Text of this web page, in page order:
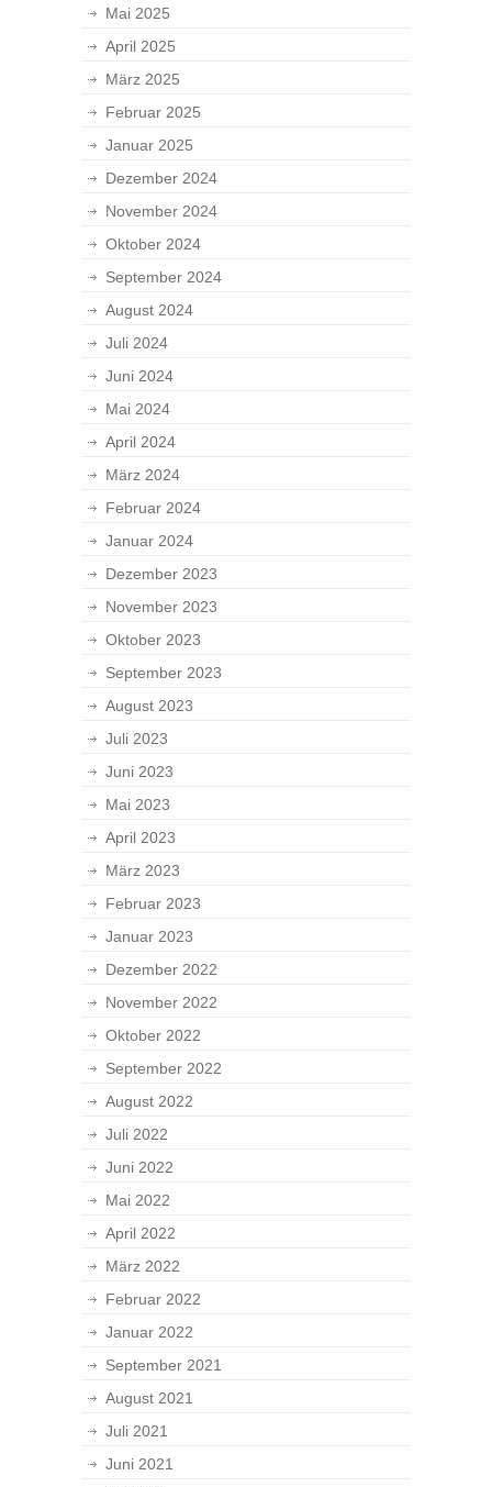
Mai 2025
April 2025
März 2025
Februar 2025
Januar 2025
Dezember 2024
November 2024
Oktober 2024
September 2024
August 2024
Juli 2024
Juni 2024
Mai 2024
April 2024
März 2024
Februar 2024
Januar 2024
Dezember 2023
November 2023
Oktober 2023
September 2023
August 2023
Juli 2023
Juni 2023
Mai 2023
April 2023
März 2023
Februar 2023
Januar 2023
Dezember 2022
November 2022
Oktober 2022
September 2022
August 2022
Juli 2022
Juni 2022
Mai 2022
April 2022
März 2022
Februar 2022
Januar 2022
September 2021
August 2021
Juli 2021
Juni 2021